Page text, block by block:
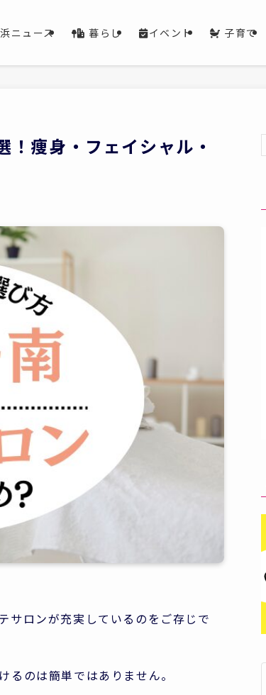
ニュース 暮らし イベント 子育て
痩身・フェイシャル・
サロンが充実しているのをご存じで
のは簡単ではありません。